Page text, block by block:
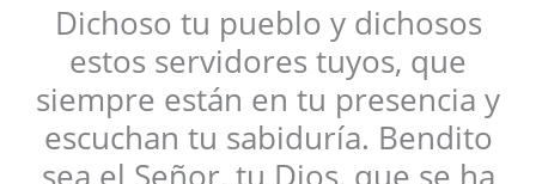
Dichoso tu pueblo y dichosos
estos servidores tuyos, que
siempre están en tu presencia y
escuchan tu sabiduría. Bendito